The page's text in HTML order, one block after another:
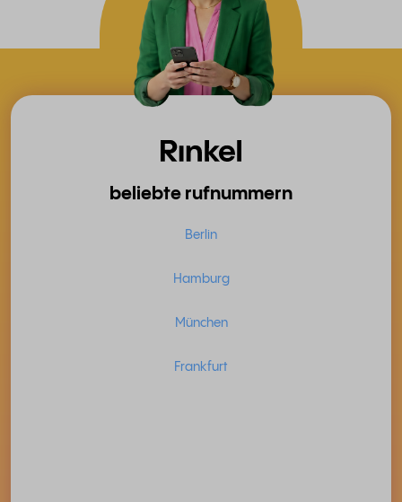
beliebte rufnummern
Berlin
Hamburg
München
Frankfurt